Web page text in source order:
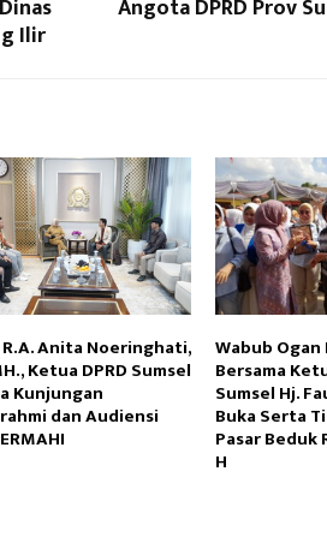
Ilir
Angota DPRD Prov
R.A. Anita Noeringhati,
Ketua DPRD Sumsel
Kunjungan
dan Audiensi
Wabub
Bersama
Sumsel Hj.
Buka Serta
Pasar Beduk
H